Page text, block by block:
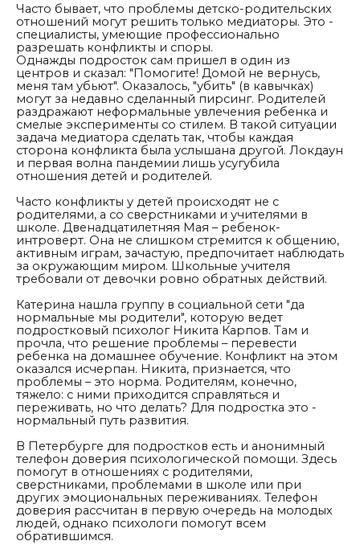
Часто бывает, что проблемы детско-родительских
отношений могут решить только медиаторы. Это -
специалисты, умеющие профессионально
разрешать конфликты и споры.
Однажды подросток сам пришел в один из
центров и сказал: "Помогите! Домой не вернусь,
меня там убьют". Оказалось, "убить" (в кавычках)
могут за недавно сделанный пирсинг. Родителей
раздражают неформальные увлечения ребенка и
смелые эксперименты со стилем. В такой ситуации
задача медиатора сделать так, чтобы каждая
сторона конфликта была услышана другой. Локдаун
и первая волна пандемии лишь усугубила
отношения детей и родителей.
Часто конфликты у детей происходят не с
родителями, а со сверстниками и учителями в
школе. Двенадцатилетняя Мая – ребенок-
интроверт. Она не слишком стремится к общению,
активным играм, зачастую, предпочитает наблюдать
за окружающим миром. Школьные учителя
требовали от девочки ровно обратных действий.
Катерина нашла группу в социальной сети "да
нормальные мы родители", которую ведет
подростковый психолог Никита Карпов. Там и
прочла, что решение проблемы – перевести
ребенка на домашнее обучение. Конфликт на этом
оказался исчерпан. Никита, признается, что
проблемы – это норма. Родителям, конечно,
тяжело: с ними приходится справляться и
переживать, но что делать? Для подростка это -
нормальный путь развития.
В Петербурге для подростков есть и анонимный
телефон доверия психологической помощи. Здесь
помогут в отношениях с родителями,
сверстниками, проблемами в школе или при
других эмоциональных переживаниях. Телефон
доверия рассчитан в первую очередь на молодых
людей, однако психологи помогут всем
обратившимся.